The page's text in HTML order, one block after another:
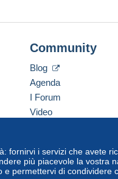
fornirvi i servizi che avete
più piacevole la vostra
permettervi di condividere
Community
Blog
Agenda
I Forum
Video
Versione standard